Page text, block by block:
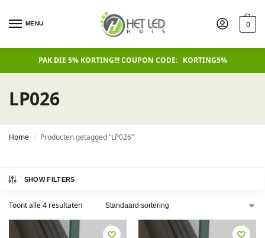
MENU 0
PAK DIE 5% KORTING!!! COUPON CODE: KORTING5%
LP026
Home / Producten getagged “LP026”
SHOW FILTERS
Toont alle 4 resultaten